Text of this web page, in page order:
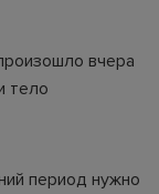
вчера
тело
период нужно